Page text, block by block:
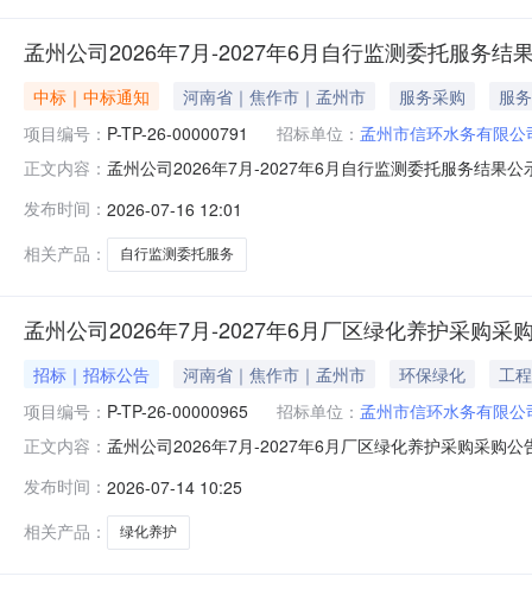
孟州公司2026年7月-2027年6月自行监测委托服务结
中标｜中标通知 河南省｜焦作市｜孟州市 服务采购
服务
项目编号： P-TP-26-00000791 招标单位： 孟州市信环水务有限公
正文内容： 孟州公司2026年7月-2027年6月自行监测委托服务结果
18639138823联系地址：河南孟州市环城南路东侧中选
发布时间： 2026-07-16 12:01
相关产品：
自行监测委托服务
孟州公司2026年7月-2027年6月厂区绿化养护采购采
招标｜招标公告 河南省｜焦作市｜孟州市 环保绿化
工程
项目编号： P-TP-26-00000965 招标单位： 孟州市信环水务有限公
正文内容： 孟州公司2026年7月-2027年6月厂区绿化养护采购采购
东段七、供应商资质要求：1、具有合法的营业执照和固
发布时间： 2026-07-14 10:25
相关产品：
绿化养护